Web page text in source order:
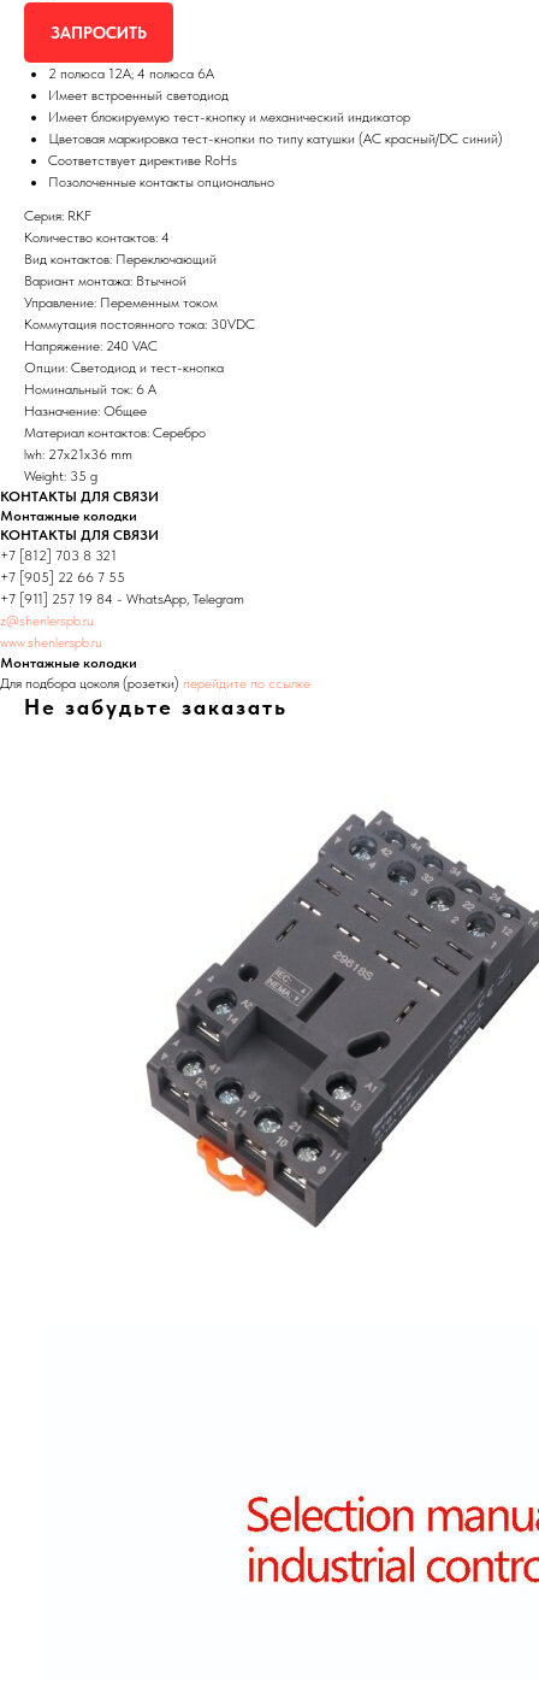
ЗАПРОСИТЬ
2 полюса 12А; 4 полюса 6А
Имеет встроенный светодиод
Имеет блокируемую тест-кнопку и механический индикатор
Цветовая маркировка тест-кнопки по типу катушки (AC красный/DC синий)
Соответствует директиве RoHs
Позолоченные контакты опционально
Серия: RKF
Количество контактов: 4
Вид контактов: Переключающий
Вариант монтажа: Втычной
Управление: Переменным током
Коммутация постоянного тока: 30VDC
Напряжение: 240 VAC
Опции: Светодиод и тест-кнопка
Номинальный ток: 6 А
Назначение: Общее
Материал контактов: Серебро
lwh: 27x21x36 mm
Weight: 35 g
КОНТАКТЫ ДЛЯ СВЯЗИ
Монтажные колодки
КОНТАКТЫ ДЛЯ СВЯЗИ
+7 [812] 703 8 321
+7 [905] 22 66 7 55
+7 [911] 257 19 84 - WhatsApp, Telegram
z@shenlerspb.ru
www.shenlerspb.ru
Монтажные колодки
Для подбора цоколя (розетки) перейдите по ссылке
Не забудьте заказать